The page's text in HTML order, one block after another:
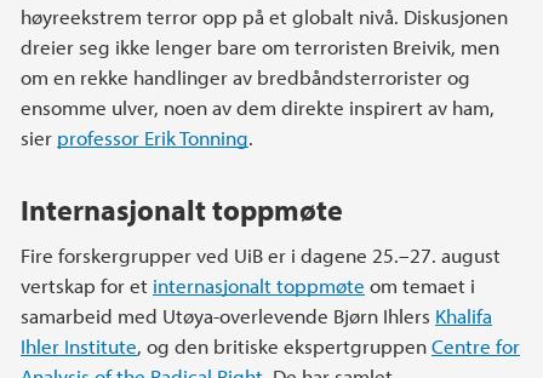
høyreekstrem terror opp på et globalt nivå. Diskusjonen
dreier seg ikke lenger bare om terroristen Breivik, men
om en rekke handlinger av bredbåndsterrorister og
ensomme ulver, noen av dem direkte inspirert av ham,
sier professor Erik Tonning.
Internasjonalt toppmøte
Fire forskergrupper ved UiB er i dagene 25.–27. august
vertskap for et internasjonalt toppmøte om temaet i
samarbeid med Utøya-overlevende Bjørn Ihlers Khalifa
Ihler Institute, og den britiske ekspertgruppenCentre for